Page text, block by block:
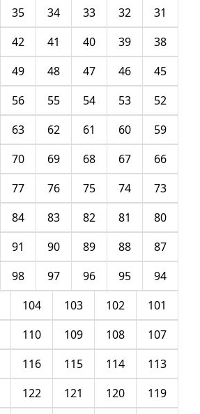
31
32
33
34
35
38
39
40
41
42
45
46
47
48
49
52
53
54
55
56
59
60
61
62
63
66
67
68
69
70
73
74
75
76
77
80
81
82
83
84
87
88
89
90
91
94
95
96
97
98
101
102
103
104
107
108
109
110
113
114
115
116
119
120
121
122